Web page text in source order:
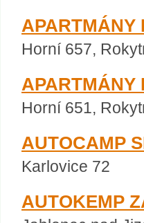
APARTMÁNY
Horní 657,
APARTMÁNY
Horní 651,
AUTOCAMP
Karlovice 72
AUTOKEMP